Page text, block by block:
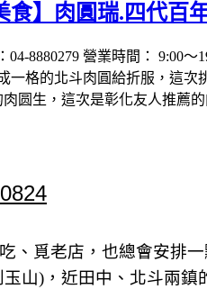
食】肉圓瑞.四代
04-8880279 營業時間： 9:00
一格的北斗肉圓給折服，這
圆生，這次是彰化友人推薦
、覓老店，也總會安排
山)，近田中、北斗兩